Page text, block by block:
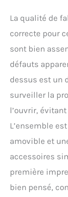
La qualité de
correcte pour
sont bien
défauts
dessus est un
surveiller la
l’ouvrir,
L’ensemble
amovible et
accessoires
première
bien pensé,